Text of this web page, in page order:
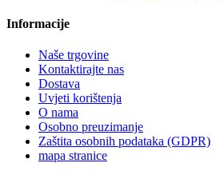
Informacije
Naše trgovine
Kontaktirajte nas
Dostava
Uvjeti korištenja
O nama
Osobno preuzimanje
Zaštita osobnih podataka (GDPR)
mapa stranice